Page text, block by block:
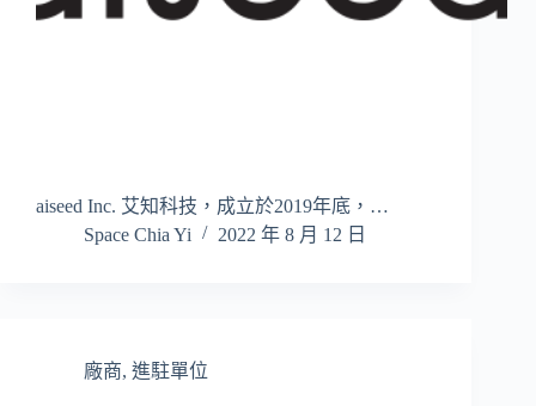
aiseed Inc. 艾知科技，成立於2019年底，…
Space Chia Yi
2022 年 8 月 12 日
廠商, 進駐單位